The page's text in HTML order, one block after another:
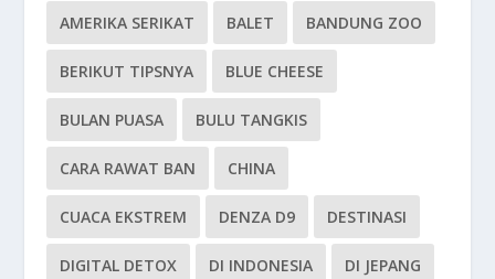
AMERIKA SERIKAT BALET BANDUNG ZOO
BERIKUT TIPSNYA BLUE CHEESE
BULAN PUASA BULU TANGKIS
CARA RAWAT BAN CHINA
CUACA EKSTREM DENZA D9 DESTINASI
DIGITAL DETOX DI INDONESIA DI JEPANG